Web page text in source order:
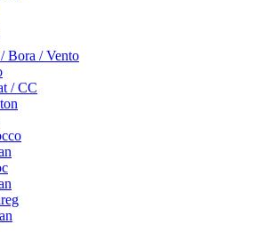
/ Bora / Vento
/ CC